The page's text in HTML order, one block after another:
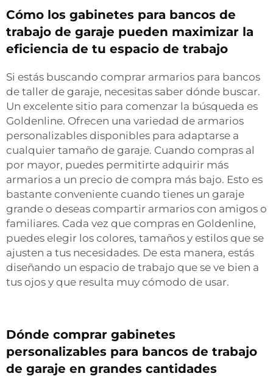
Cómo los gabinetes para bancos de
trabajo de garaje pueden maximizar la
eficiencia de tu espacio de trabajo
Si estás buscando comprar armarios para bancos
de taller de garaje, necesitas saber dónde buscar.
Un excelente sitio para comenzar la búsqueda es
Goldenline. Ofrecen una variedad de armarios
personalizables disponibles para adaptarse a
cualquier tamaño de garaje. Cuando compras al
por mayor, puedes permitirte adquirir más
armarios a un precio de compra más bajo. Esto es
bastante conveniente cuando tienes un garaje
grande o deseas compartir armarios con amigos o
familiares. Cada vez que compras en Goldenline,
puedes elegir los colores, tamaños y estilos que se
ajusten a tus necesidades. De esta manera, estás
diseñando un espacio de trabajo que se ve bien a
tus ojos y que resulta muy cómodo de usar.
Dónde comprar gabinetes
personalizables para bancos de trabajo
de garaje en grandes cantidades